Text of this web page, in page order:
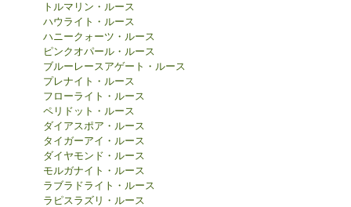
トルマリン・ルース
ハウライト・ルース
ハニークォーツ・ルース
ピンクオパール・ルース
ブルーレースアゲート・ルース
プレナイト・ルース
フローライト・ルース
ペリドット・ルース
ダイアスポア・ルース
タイガーアイ・ルース
ダイヤモンド・ルース
モルガナイト・ルース
ラブラドライト・ルース
ラピスラズリ・ルース